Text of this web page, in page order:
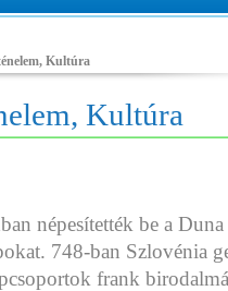
Kultúra
Kultúra
népesítették be a
748-ban Szlovénia
frank